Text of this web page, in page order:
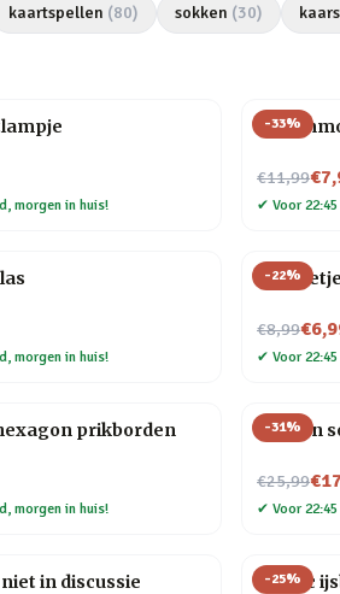
kaartspellen (80) sokken (30)
morgen in huis!
-33%
€11,99
Nu voor
✔ Voor
morgen in huis!
-22%
€8,99
Nu voor
✔ Voor
prikborden
morgen in huis!
-31%
Houten
€25,99
Nu voor
✔ Voor
in discussie -25%
Plastic